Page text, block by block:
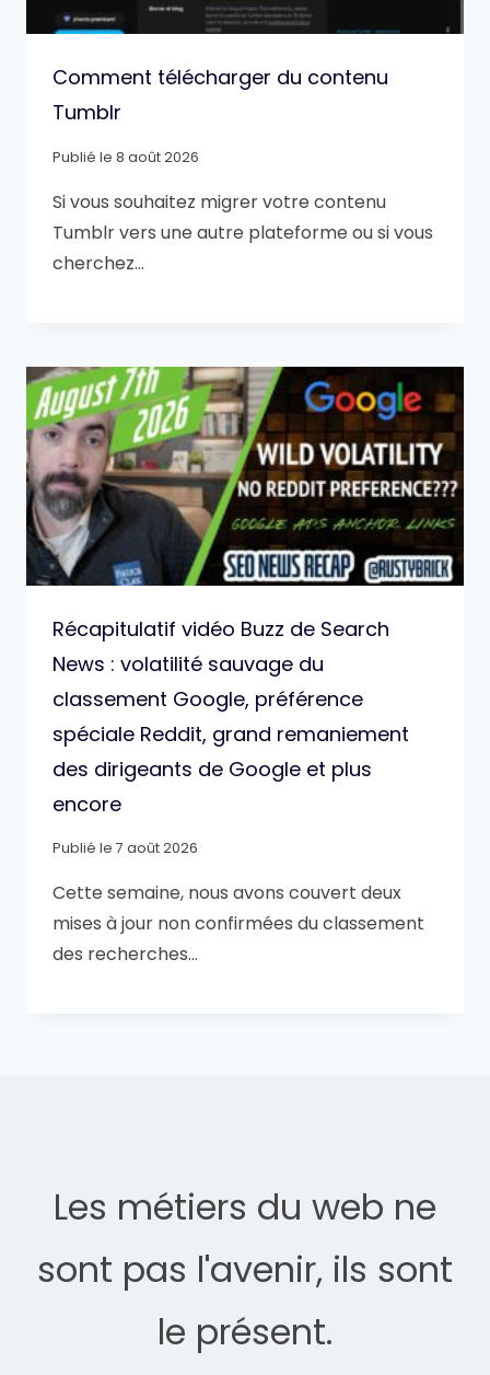
Comment télécharger du contenu
Tumblr
Publié le 8 août 2026
Si vous souhaitez migrer votre contenu
Tumblr vers une autre plateforme ou si vous
cherchez…
Récapitulatif vidéo Buzz de Search
News : volatilité sauvage du
classement Google, préférence
spéciale Reddit, grand remaniement
des dirigeants de Google et plus
encore
Publié le 7 août 2026
Cette semaine, nous avons couvert deux
mises à jour non confirmées du classement
des recherches…
Les métiers du web ne
sont pas l'avenir, ils sont
le présent.